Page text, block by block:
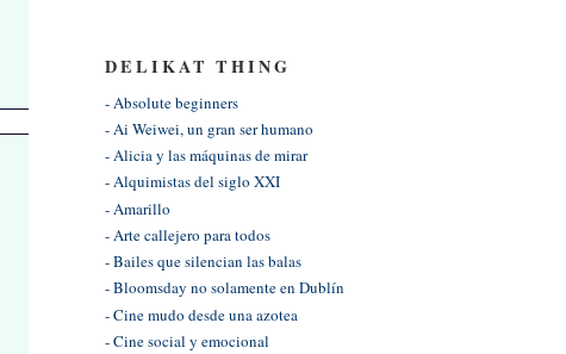
DELIKAT THING
- Absolute beginners
- Ai Weiwei, un gran ser humano
- Alicia y las máquinas de mirar
- Alquimistas del siglo XXI
- Amarillo
- Arte callejero para todos
- Bailes que silencian las balas
- Bloomsday no solamente en Dublín
- Cine mudo desde una azotea
- Cine social y emocional